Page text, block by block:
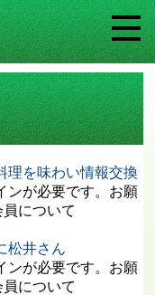
理を味わい情報交換
ンが必要です。お願
について
松井さん
ンが必要です。お願
について